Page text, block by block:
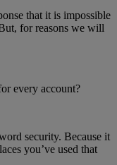
that it is impossible
for reasons we will
every account?
security. Because it
you’ve used that